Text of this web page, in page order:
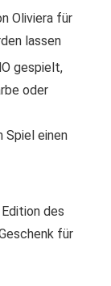
Oliviera für
lassen
gespielt,
oder
Spiel einen
des
für